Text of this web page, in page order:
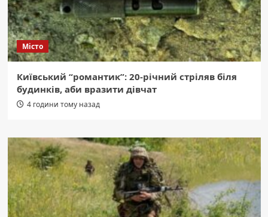
Місто
Київський “романтик”: 20-річний стріляв біля
будинків, аби вразити дівчат
4 години тому назад